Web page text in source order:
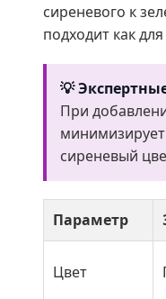
сиреневого к
подходит как
💡
При
сиреневый
Параметр
Цвет